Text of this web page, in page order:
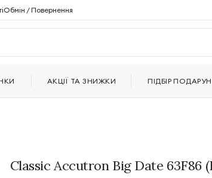
Classic Accutron Big Date 63F86
Обмін / Повернення
АКЦІЇ ТА ЗНИЖКИ ПІДБІР